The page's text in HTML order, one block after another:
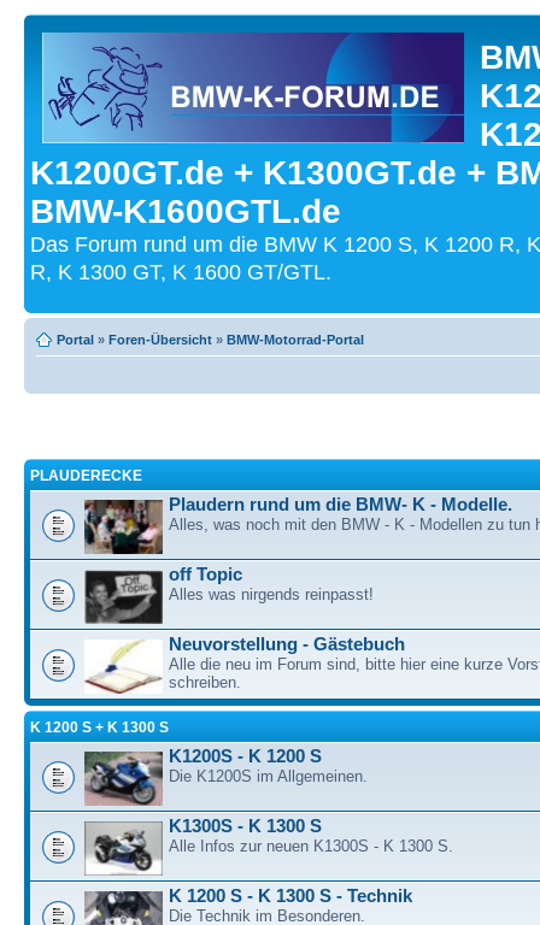
K1200GT.de + K1300GT.de +
BMW-K1600GTL.de
Das Forum rund um die BMW K 1200 S, K 1200 R,
R, K 1300 GT, K 1600 GT/GTL.
Portal » Foren-Übersicht » BMW-Motorrad-Portal
PLAUDERECKE
Plaudern rund um die BMW- K - Modelle.
Alles, was noch mit den BMW - K - Modellen zu tun
off Topic
Alles was nirgends reinpasst!
Neuvorstellung - Gästebuch
Alle die neu im Forum sind, bitte hier eine kurze
schreiben.
K 1200 S + K 1300 S
K1200S - K 1200 S
Die K1200S im Allgemeinen.
K1300S - K 1300 S
Alle Infos zur neuen K1300S - K 1300 S.
K 1200 S - K 1300 S - Technik
Die Technik im Besonderen.